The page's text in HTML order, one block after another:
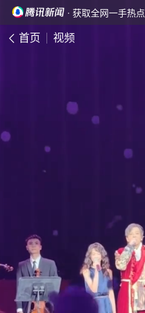
· 获取全网一手热点
首页 视频